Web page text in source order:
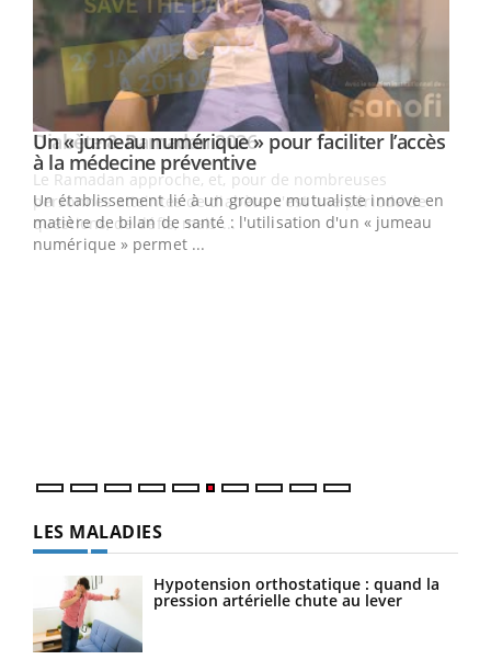
Youtube
Un « jumeau numérique » pour faciliter l’accès
à la médecine préventiveYoutube
Un établissement lié à un groupe mutualiste innove en
matière de bilan de santé : l'utilisation d'un « jumeau
numérique » permet ...
LES MALADIES
Hypotension orthostatique : quand la
pression artérielle chute au lever